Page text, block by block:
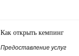
Как открыть кемпинг
Предоставление услуг